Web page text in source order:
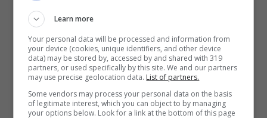
dall’attacco di Hamas e dal palco di
Sanremo invece si è parlato della reazione
israeliana ma non dell’azione terroristica
che ha portato ala reazione del governo
Netanyahu. E se citiamo cantanti –
Learn more
Your personal data will be processed and information from
your device (cookies, unique identifiers, and other device
data) may be stored by, accessed by and shared with 319
partners, or used specifically by this site. We and our partners
may use precise geolocation data. List of partners.
Some vendors may process your personal data on the basis
of legitimate interest, which you can object to by managing
your options below. Look for a link at the bottom of this page